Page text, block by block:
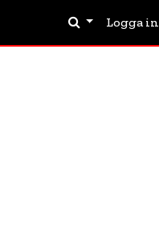
Logga in